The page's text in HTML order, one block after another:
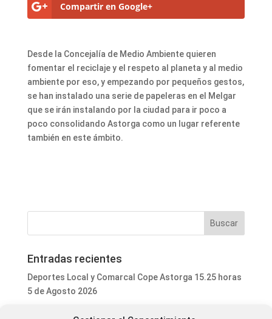
Compartir en Google+
Desde la Concejalía de Medio Ambiente quieren
fomentar el reciclaje y el respeto al planeta y al medio
ambiente por eso, y empezando por pequeños gestos,
se han instalado una serie de papeleras en el Melgar
que se irán instalando por la ciudad para ir poco a
poco consolidando Astorga como un lugar referente
también en este ámbito.
Entradas recientes
Deportes Local y Comarcal Cope Astorga 15.25 horas
5 de Agosto 2026